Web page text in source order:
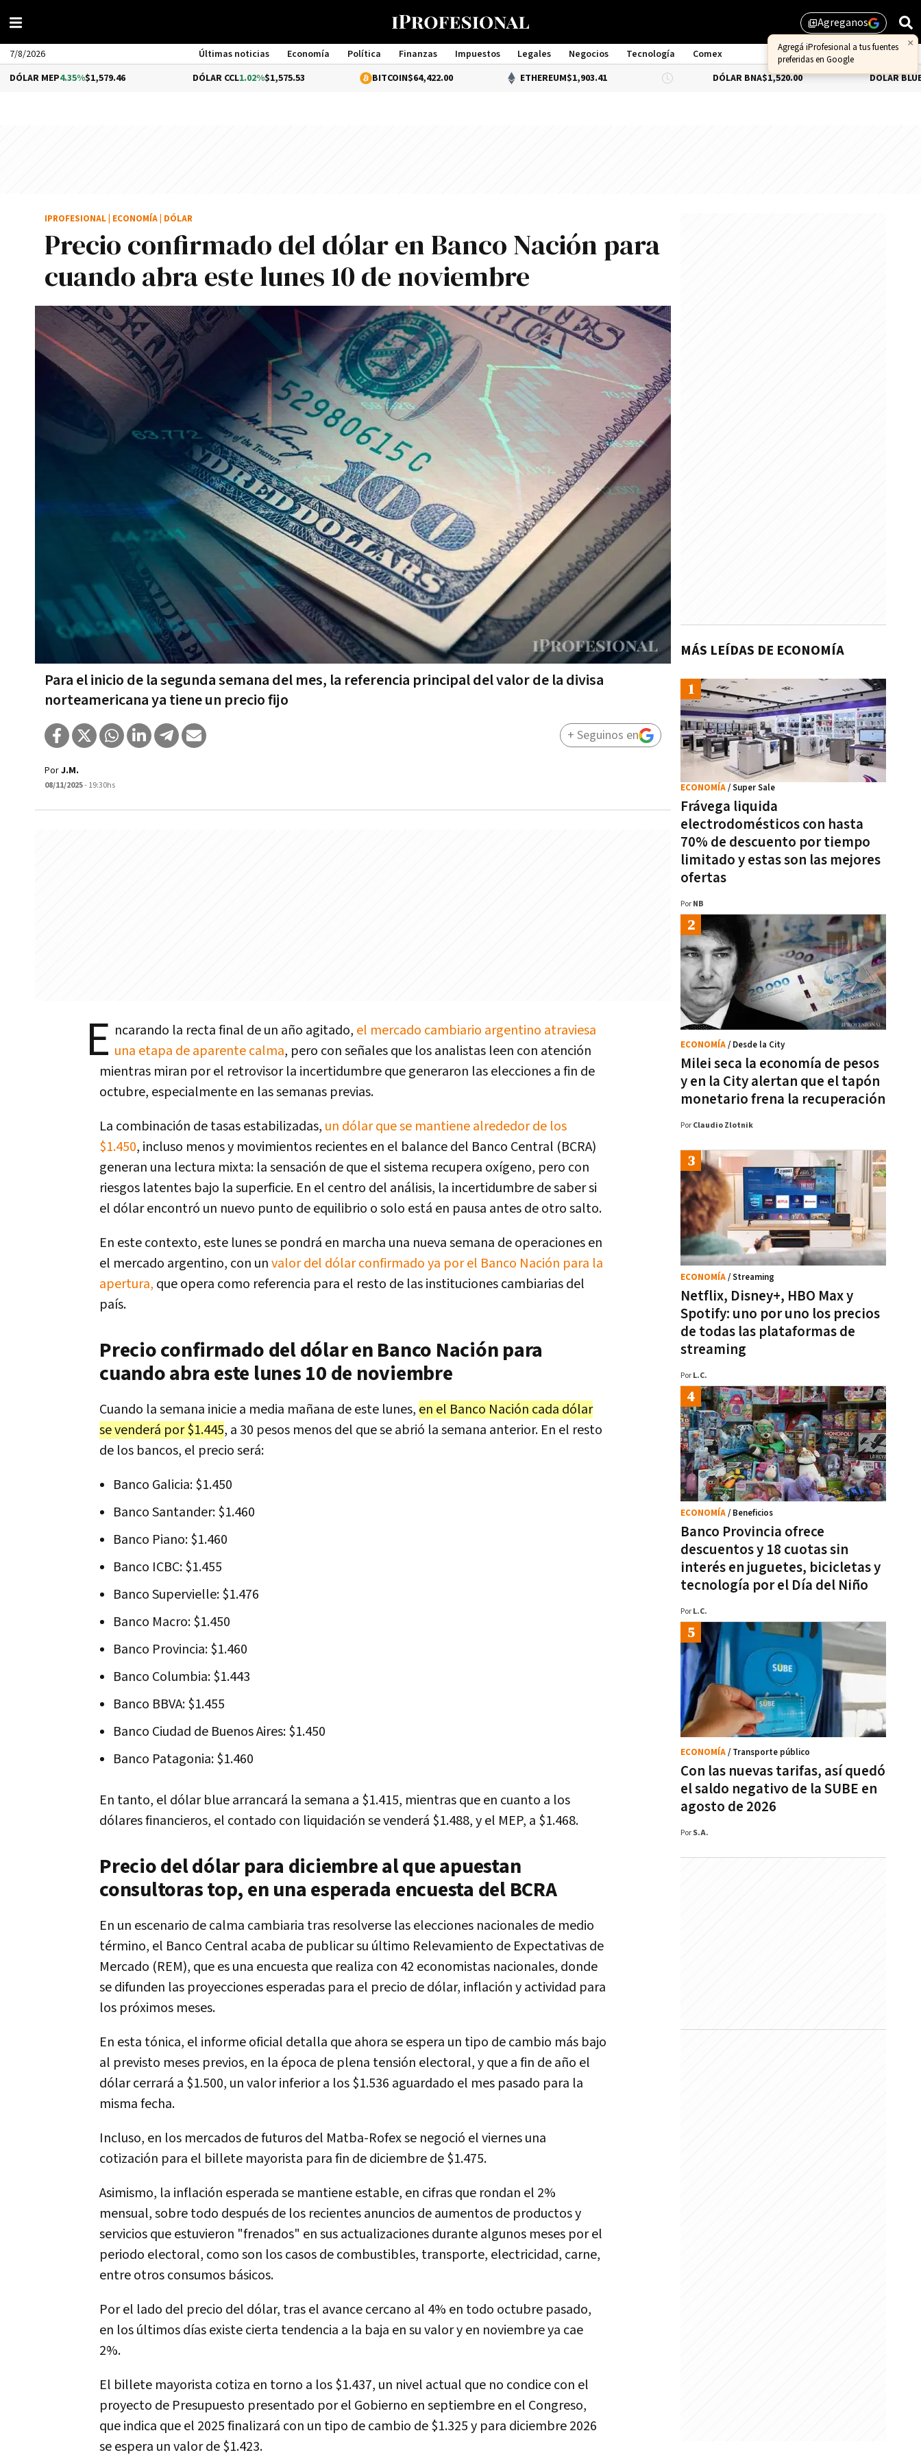
library_addAgreganos
×
Agregá iProfesional a tus fuentes
preferidas en Google
7/8/2026 Últimas noticias Economía Política Finanzas Impuestos Legales Negocios Tecnología
Comex
Management
4.35%$1,579.46 1.02%$1,575.53 $64,422.00 ETHEREUM $1,903.41 DÓLAR BNA $1,520.00 DÓLAR BLUE-0.66%
Precio confirmado del dólar en Banco Nación para
cuando abra este lunes 10 de noviembre
Para el inicio de la segunda semana del mes, la referencia principal del valor de la divisa
norteamericana ya tiene un precio fijo
IPROFESIONAL ECONOMÍA DÓLAR
PorJ.M.
08/11/2025- 19:30hs
+ Seguinos en
E ncarando la recta final de un año agitado, el mercado cambiario argentino atraviesa
una etapa de aparente calma, pero con señales que los analistas leen con atención
mientras miran por el retrovisor la incertidumbre que generaron las elecciones a fin de
octubre, especialmente en las semanas previas.
La combinación de tasas estabilizadas, un dólar que se mantiene alrededor de los
$1.450, incluso menos y movimientos recientes en el balance del Banco Central (BCRA)
generan una lectura mixta: la sensación de que el sistema recupera oxígeno, pero con
riesgos latentes bajo la superficie. En el centro del análisis, la incertidumbre de saber si
el dólar encontró un nuevo punto de equilibrio o solo está en pausa antes de otro salto.
En este contexto, este lunes se pondrá en marcha una nueva semana de operaciones en
el mercado argentino, con unvalor del dólar confirmado ya por el Banco Nación para la
apertura, que opera como referencia para el resto de las instituciones cambiarias del
país.
Precio confirmado del dólar en Banco Nación para
cuando abra este lunes 10 de noviembre
Cuando la semana inicie a media mañana de este lunes, en el Banco Nación cada dólar
se venderá por $1.445, a 30 pesos menos del que se abrió la semana anterior. En el resto
de los bancos, el precio será:
Banco Galicia: $1.450
Banco Santander: $1.460
Banco Piano: $1.460
Banco ICBC: $1.455
Banco Supervielle: $1.476
Banco Macro: $1.450
Banco Provincia: $1.460
Banco Columbia: $1.443
Banco BBVA: $1.455
Banco Ciudad de Buenos Aires: $1.450
Banco Patagonia: $1.460
En tanto, el dólar blue arrancará la semana a $1.415, mientras que en cuanto a los
dólares financieros, el contado con liquidación se venderá $1.488, y el MEP, a $1.468.
Precio del dólar para diciembre al que apuestan
consultoras top, en una esperada encuesta del BCRA
En un escenario de calma cambiaria tras resolverse las elecciones nacionales de medio
término, el Banco Central acaba de publicar su último Relevamiento de Expectativas de
Mercado (REM), que es una encuesta que realiza con 42 economistas nacionales, donde
se difunden las proyecciones esperadas para el precio de dólar, inflación y actividad para
los próximos meses.
En esta tónica, el informe oficial detalla que ahora se espera un tipo de cambio más bajo
al previsto meses previos, en la época de plena tensión electoral, y que a fin de año el
dólar cerrará a $1.500, un valor inferior a los $1.536 aguardado el mes pasado para la
misma fecha.
Incluso, en los mercados de futuros del Matba-Rofex se negoció el viernes una
cotización para el billete mayorista para fin de diciembre de $1.475.
Asimismo, la inflación esperada se mantiene estable, en cifras que rondan el 2%
mensual, sobre todo después de los recientes anuncios de aumentos de productos y
servicios que estuvieron "frenados" en sus actualizaciones durante algunos meses por el
periodo electoral, como son los casos de combustibles, transporte, electricidad, carne,
entre otros consumos básicos.
Por el lado del precio del dólar, tras el avance cercano al 4% en todo octubre pasado,
en los últimos días existe cierta tendencia a la baja en su valor y en noviembre ya cae
2%.
El billete mayorista cotiza en torno a los $1.437, un nivel actual que no condice con el
proyecto de Presupuesto presentado por el Gobierno en septiembre en el Congreso,
que indica que el 2025 finalizará con un tipo de cambio de $1.325 y para diciembre 2026
se espera un valor de $1.423.
MÁS LEÍDAS DE ECONOMÍA
Frávega liquida
electrodomésticos con hasta
70% de descuento por tiempo
limitado y estas son las mejores
ofertas
ECONOMÍA/ Super Sale
Por NB
Milei seca la economía de pesos
y en la City alertan que el tapón
monetario frena la recuperación
ECONOMÍA/ Desde la City
Por Claudio Zlotnik
Netflix, Disney+, HBO Max y
Spotify: uno por uno los precios
de todas las plataformas de
streaming
ECONOMÍA/ Streaming
Por L.C.
Banco Provincia ofrece
descuentos y 18 cuotas sin
interés en juguetes, bicicletas y
tecnología por el Día del Niño
ECONOMÍA/ Beneficios
Por L.C.
Con las nuevas tarifas, así quedó
el saldo negativo de la SUBE en
agosto de 2026
ECONOMÍA/ Transporte público
Por S.A.